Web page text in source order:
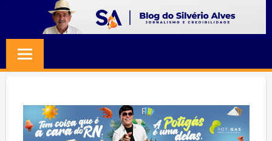
content
SILVERIO
ALVES
Jornalismo
Credibilidade